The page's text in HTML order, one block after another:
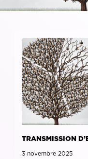
TRANSMISSION
3 novembre 2025